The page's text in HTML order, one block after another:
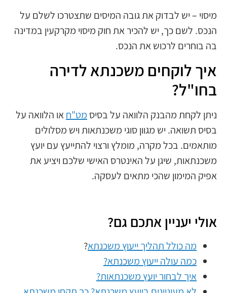
מיסוי – יש לבדוק את גובה המיסים שתצטרכו לשלם על
הנכס. לשם כך, יש להכיר את חוק מיסוי מקרקעין במדינה
בה בוחרים לרכוש את הנכס.
איך לוקחים משכנתא לדירה
בחו"ל?
ניתן לקחת מהבנק הלוואה על בסיסמט"חאו הלוואה על
בסיס תשואה. יש מגוון סוגי משכנתאות ויש מסלולים
מותאמים. בכל מקרה, מומלץ ורצוי להתייעץ עם יועץ
משכנתאות, שיגן על האינטרס האישי שלכם ויציע את
אפיק המימון שהכי מתאים לעסקה.
אולי יעניין אתכם גם?
מה כולל תהליך ייעוץ משכנתא?
כמה עולה ייעוץ משכנתא?
איך לבחור יועץ משכנתאות?